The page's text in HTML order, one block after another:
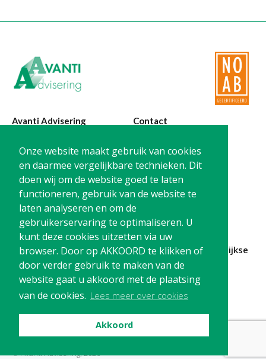
Onze website maakt gebruik van cookies
en daarmee vergelijkbare technieken. Dit
doen wij om de website goed te laten
functioneren, gebruik van de website te
laten analyseren en om de
gebruikerservaring te optimaliseren. U
kunt deze cookies uitzetten via uw
browser. Door op AKKOORD te klikken of
door verder gebruik te maken van de
website gaat u akkoord met de plaatsing
van de cookies. Lees meer over cookies
Akkoord
AvantiOnline
BaseCone – Facturen
Klantenportaal – Online dossiers
Online Salaris – Salarissen
Nextens-Accorderen aangiften
Avanti Advisering
Poelstraat 4
1441 RR Purmerend
Contact
T: 0299-420870
@:
info@avanti-
advisering.nl
BTW: NL861212733B01
Blijf op de hoogte en schrijf je in voor onze maandelijkse
nieuwsbrief
Schrijf me in!
Privacy Cookies
Disclaimer
© Avanti Advisering, 2026